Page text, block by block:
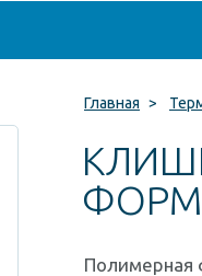
Главная >
Полимерная